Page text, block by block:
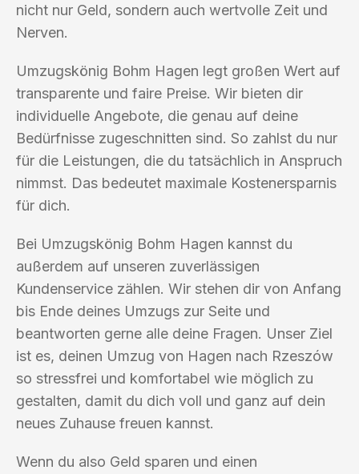
nicht nur Geld, sondern auch wertvolle Zeit und
Nerven.
Umzugskönig Bohm Hagen legt großen Wert auf
transparente und faire Preise. Wir bieten dir
individuelle Angebote, die genau auf deine
Bedürfnisse zugeschnitten sind. So zahlst du nur
für die Leistungen, die du tatsächlich in Anspruch
nimmst. Das bedeutet maximale Kostenersparnis
für dich.
Bei Umzugskönig Bohm Hagen kannst du
außerdem auf unseren zuverlässigen
Kundenservice zählen. Wir stehen dir von Anfang
bis Ende deines Umzugs zur Seite und
beantworten gerne alle deine Fragen. Unser Ziel
ist es, deinen Umzug von Hagen nach Rzeszów
so stressfrei und komfortabel wie möglich zu
gestalten, damit du dich voll und ganz auf dein
neues Zuhause freuen kannst.
Wenn du also Geld sparen und einen